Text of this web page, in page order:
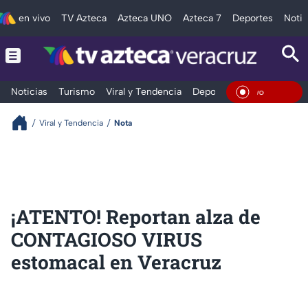
en vivo TV Azteca Azteca UNO Azteca 7 Deportes
Noticias Turismo Viral y Tendencia Deportes Espectáculos
En
Viral y Tendencia Nota
¡ATENTO! Reportan alza de
CONTAGIOSO VIRUS
estomacal en Veracruz